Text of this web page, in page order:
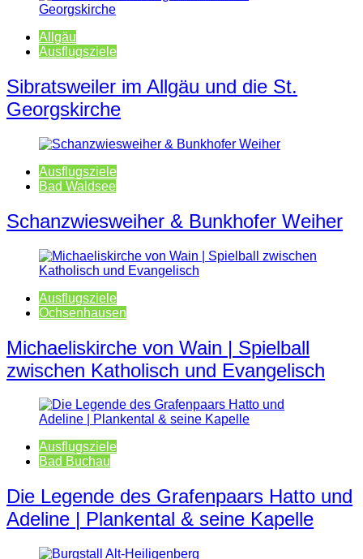
Allgäu
Ausflugsziele
Sibratsweiler im Allgäu und die St.
Georgskirche
Ausflugsziele
Bad Waldsee
Schanzwiesweiher & Bunkhofer Weiher
Ausflugsziele
Ochsenhausen
Michaeliskirche von Wain | Spielball
zwischen Katholisch und Evangelisch
Ausflugsziele
Bad Buchau
Die Legende des Grafenpaars Hatto und
Adeline | Plankental & seine Kapelle